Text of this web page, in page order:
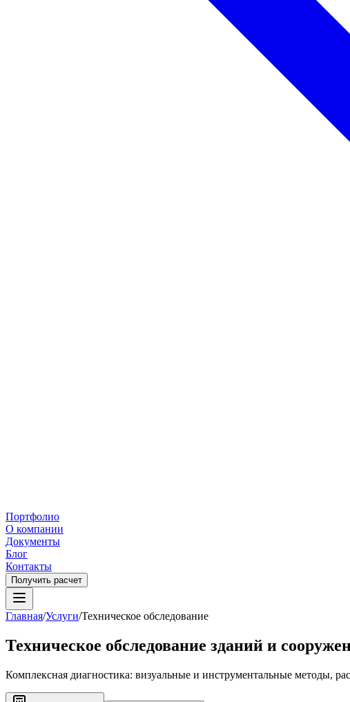
Портфолио
О компании
Документы
Блог
Контакты
Получить расчет
Главная/Услуги/Техническое обследование
Техническое обследование зданий и
Комплексная диагностика: визуальные и инструментальные методы,